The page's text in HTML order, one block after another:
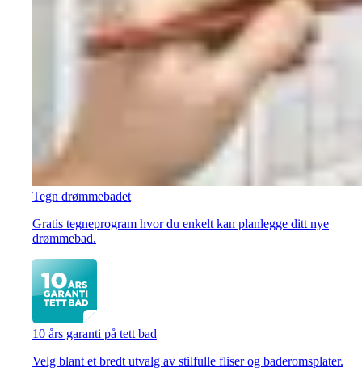
Tegn drømmebadet
Gratis tegneprogram hvor du enkelt kan planlegge ditt nye
drømmebad.
10 års garanti på tett bad
Velg blant et bredt utvalg av stilfulle fliser og baderomsplater.